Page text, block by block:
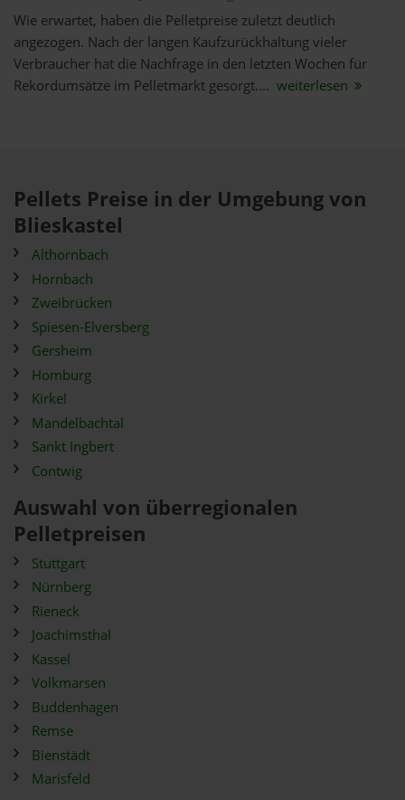
Wie erwartet, haben die Pelletpreise zuletzt deutlich
angezogen. Nach der langen Kaufzurückhaltung vieler
Verbraucher hat die Nachfrage in den letzten Wochen für
Rekordumsätze im Pelletmarkt gesorgt.... weiterlesen
Pellets Preise in der Umgebung von
Blieskastel
Althornbach
Hornbach
Zweibrücken
Spiesen-Elversberg
Gersheim
Homburg
Kirkel
Mandelbachtal
Sankt Ingbert
Contwig
Auswahl von überregionalen
Pelletpreisen
Stuttgart
Nürnberg
Rieneck
Joachimsthal
Kassel
Volkmarsen
Buddenhagen
Remse
Bienstädt
Marisfeld